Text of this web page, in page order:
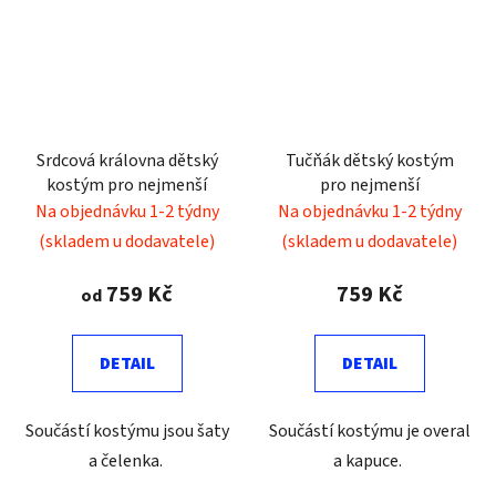
Srdcová královna dětský
kostým pro nejmenší
Na objednávku 1-2 týdny
(skladem u dodavatele)
od 759 Kč
DETAIL
Součástí kostýmu jsou šaty
a čelenka.
Tučňák dětský kostým
pro nejmenší
Na objednávku 1-2 týdny
(skladem u dodavatele)
759 Kč
DETAIL
Součástí kostýmu je overal
a kapuce.